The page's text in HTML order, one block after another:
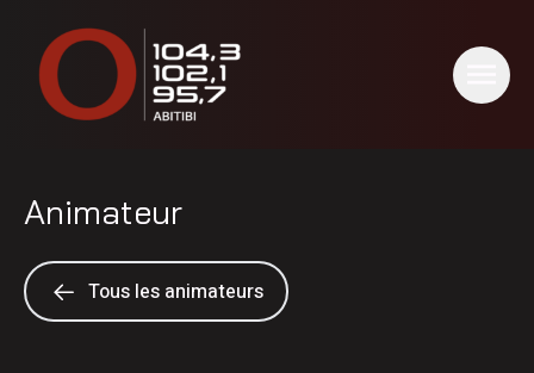
Animateur
Tous les animateurs